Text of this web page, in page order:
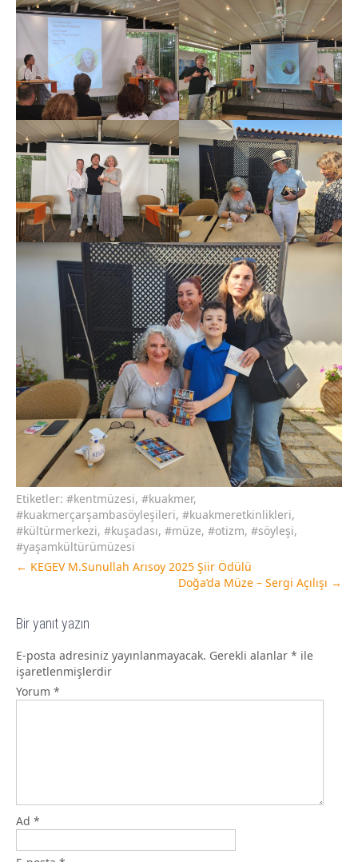
Etiketler: #kentmüzesi, #kuakmer,
#kuakmerçarşambasöyleşileri, #kuakmeretkinlikleri,
#kültürmerkezi, #kuşadası, #müze, #otizm, #söyleşi,
#yaşamkültürümüzesi
← KEGEV M.Sunullah Arısoy 2025 Şiir Ödülü
Doğa’da Müze – Sergi Açılışı →
Bir yanıt yazın
E-posta adresiniz yayınlanmayacak. Gerekli alanlar * ile
işaretlenmişlerdir
Yorum *
Ad *